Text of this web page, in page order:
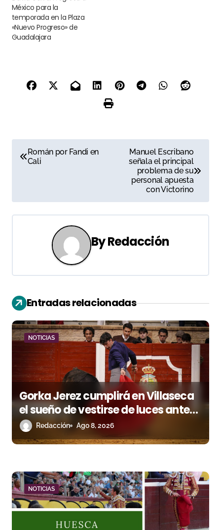
México para la
temporada en la Plaza
«Nuevo Progreso» de
Guadalajara
N
e
c
i
ó
n
e
e
n
t
a
d
a
Román por Fandi en
Cali
Manuel Escribano
señala el principal
problema de su
personal apuesta
con Victorino
ByRedacción
Entradas relacionadas
NOTICIAS
Gorka Jerez cumplirá en Villaseca
el sueño de vestirse de luces ante
los suyos
Redacción Ago 8, 2026
NOTICIAS